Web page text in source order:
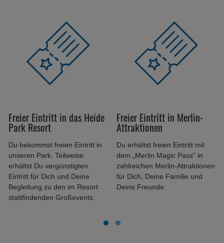
Freier Eintritt in das Heide
Park Resort
Du bekommst freien Eintritt in
unseren Park. Teilweise
erhältst Du vergünstigten
Eintritt für Dich und Deine
Begleitung zu den im Resort
stattfindenden Großevents.
Freier Eintritt in Merlin-
Attraktionen
Du erhältst freien Eintritt mit
dem „Merlin Magic Pass“ in
zahlreichen Merlin-Attraktionen
für Dich, Deine Familie und
Deine Freunde.